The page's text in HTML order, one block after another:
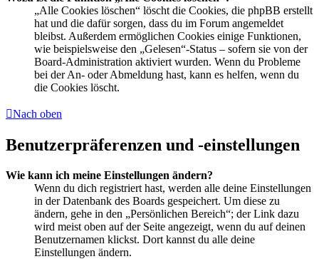
„Alle Cookies löschen“ löscht die Cookies, die phpBB erstellt
hat und die dafür sorgen, dass du im Forum angemeldet
bleibst. Außerdem ermöglichen Cookies einige Funktionen,
wie beispielsweise den „Gelesen“-Status – sofern sie von der
Board-Administration aktiviert wurden. Wenn du Probleme
bei der An- oder Abmeldung hast, kann es helfen, wenn du
die Cookies löscht.
Nach oben
Benutzerpräferenzen und -einstellungen
Wie kann ich meine Einstellungen ändern?
Wenn du dich registriert hast, werden alle deine Einstellungen
in der Datenbank des Boards gespeichert. Um diese zu
ändern, gehe in den „Persönlichen Bereich“; der Link dazu
wird meist oben auf der Seite angezeigt, wenn du auf deinen
Benutzernamen klickst. Dort kannst du alle deine
Einstellungen ändern.